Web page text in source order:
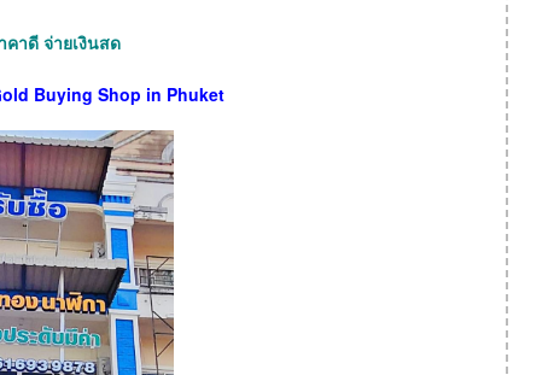
คาดี จ่ายเงินสด
Buying Shop in Phuket